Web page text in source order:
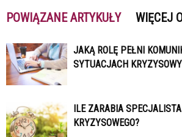
POWIĄZANE ARTYKUŁY WIĘCEJ
JAKĄ ROLĘ PEŁNI
SYTUACJACH
ILE ZARABIA
KRYZYSOWEGO?